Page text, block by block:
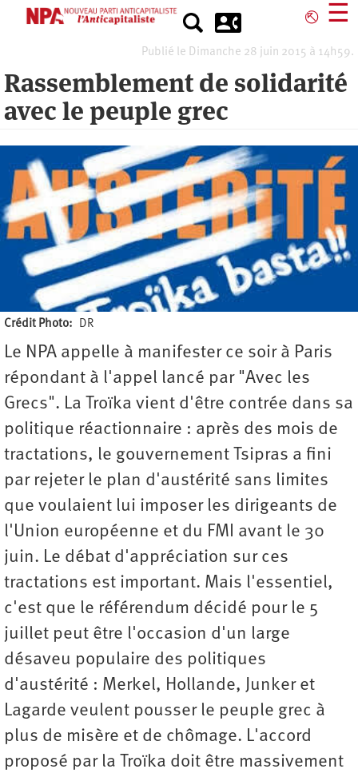
⎋ ☰
Publié le Dimanche 28 juin 2015 à 14h59.
Rassemblement de solidarité
avec le peuple grec
Crédit Photo DR
Le NPA appelle à manifester ce soir à Paris
répondant à l'appel lancé par "Avec les
Grecs". La Troïka vient d'être contrée dans sa
politique réactionnaire : après des mois de
tractations, le gouvernement Tsipras a fini
par rejeter le plan d'austérité sans limites
que voulaient lui imposer les dirigeants de
l'Union européenne et du FMI avant le 30
juin. Le débat d'appréciation sur ces
tractations est important. Mais l'essentiel,
c'est que le référendum décidé pour le 5
juillet peut être l'occasion d'un large
désaveu populaire des politiques
d'austérité : Merkel, Hollande, Junker et
Lagarde veulent pousser le peuple grec à
plus de misère et de chômage. L'accord
proposé par la Troïka doit être massivement